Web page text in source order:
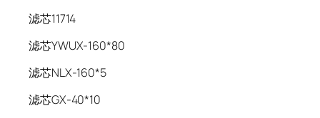
滤芯11714
滤芯YWUX-160*80
滤芯NLX-160*5
滤芯GX-40*10